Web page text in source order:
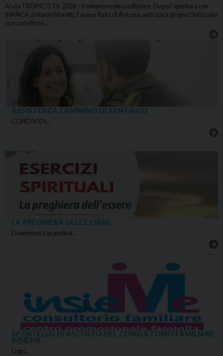
Al via TROPICITTA’ 2026 – trentanovesima edizione. Dopo l’apertura con
BIANCA di Nanni Moretti, l’arena Italia di Ancona, anticipa a giugno l’inizio del
suo cartellone…
ASSISTENZA CAMMINO DI SANTIAGO
CONDIVIDI…
LA PREGHIERA DELL’ESSERE
Download: Locandina…
SPORTELLO DI ASCOLTO DEL CONSULTORIO FAMILIARE
INSIEME
Logo…